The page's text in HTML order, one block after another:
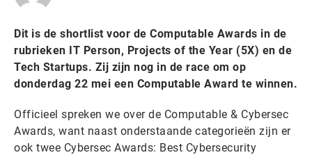
Dit is de shortlist voor de Computable Awards in de
rubrieken IT Person, Projects of the Year (5X) en de
Tech Startups. Zij zijn nog in de race om op
donderdag 22 mei een Computable Award te winnen.
Officieel spreken we over de Computable & Cybersec
Awards, want naast onderstaande categorieën zijn er
ook twee Cybersec Awards: Best Cybersecurity